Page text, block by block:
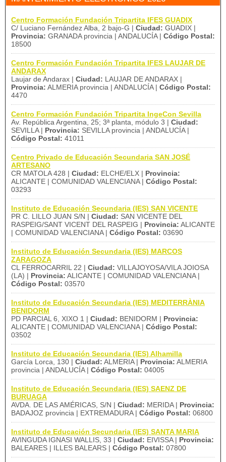
Centro Formación Fundación Tripartita IFES GUADIX
C/ Luciano Fernández Alba, 2 bajo-G | Ciudad: GUADIX |
Provincia: GRANADA provincia | ANDALUCÍA | Código Postal:
18500
Centro Formación Fundación Tripartita IFES LAUJAR DE
ANDARAX
Laujar de Andarax | Ciudad: LAUJAR DE ANDARAX |
Provincia: ALMERIA provincia | ANDALUCÍA | Código Postal:
4470
Centro Formación Fundación Tripartita IngeCon Sevilla
Av. República Argentina, 25; 3ª planta, módulo 3 | Ciudad:
SEVILLA | Provincia: SEVILLA provincia | ANDALUCÍA |
Código Postal: 41011
Centro Privado de Educación Secundaria SAN JOSÉ
ARTESANO
CR MATOLA 428 | Ciudad: ELCHE/ELX | Provincia:
ALICANTE | COMUNIDAD VALENCIANA | Código Postal:
03293
Instituto de Educación Secundaria (IES) SAN VICENTE
PR C. LILLO JUAN S/N | Ciudad: SAN VICENTE DEL
RASPEIG/SANT VICENT DEL RASPEIG | Provincia: ALICANTE
| COMUNIDAD VALENCIANA | Código Postal: 03690
Instituto de Educación Secundaria (IES) MARCOS
ZARAGOZA
CL FERROCARRIL 22 | Ciudad: VILLAJOYOSA/VILA JOIOSA
(LA) | Provincia: ALICANTE | COMUNIDAD VALENCIANA |
Código Postal: 03570
Instituto de Educación Secundaria (IES) MEDITERRÀNIA
BENIDORM
PD PARCIAL 6, XIXO 1 | Ciudad: BENIDORM | Provincia:
ALICANTE | COMUNIDAD VALENCIANA | Código Postal:
03502
Instituto de Educación Secundaria (IES) Alhamilla
García Lorca, 130 | Ciudad: ALMERIA | Provincia: ALMERIA
provincia | ANDALUCÍA | Código Postal: 04005
Instituto de Educación Secundaria (IES) SAENZ DE
BURUAGA
AVDA. DE LAS AMÉRICAS, S/N | Ciudad: MERIDA | Provincia:
BADAJOZ provincia | EXTREMADURA | Código Postal: 06800
Instituto de Educación Secundaria (IES) SANTA MARIA
AVINGUDA IGNASI WALLIS, 33 | Ciudad: EIVISSA | Provincia:
BALEARES | ILLES BALEARS | Código Postal: 07800